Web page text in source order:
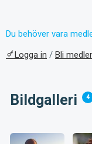
Du behöver vara
Logga in / Bli
Bildgalleri 4